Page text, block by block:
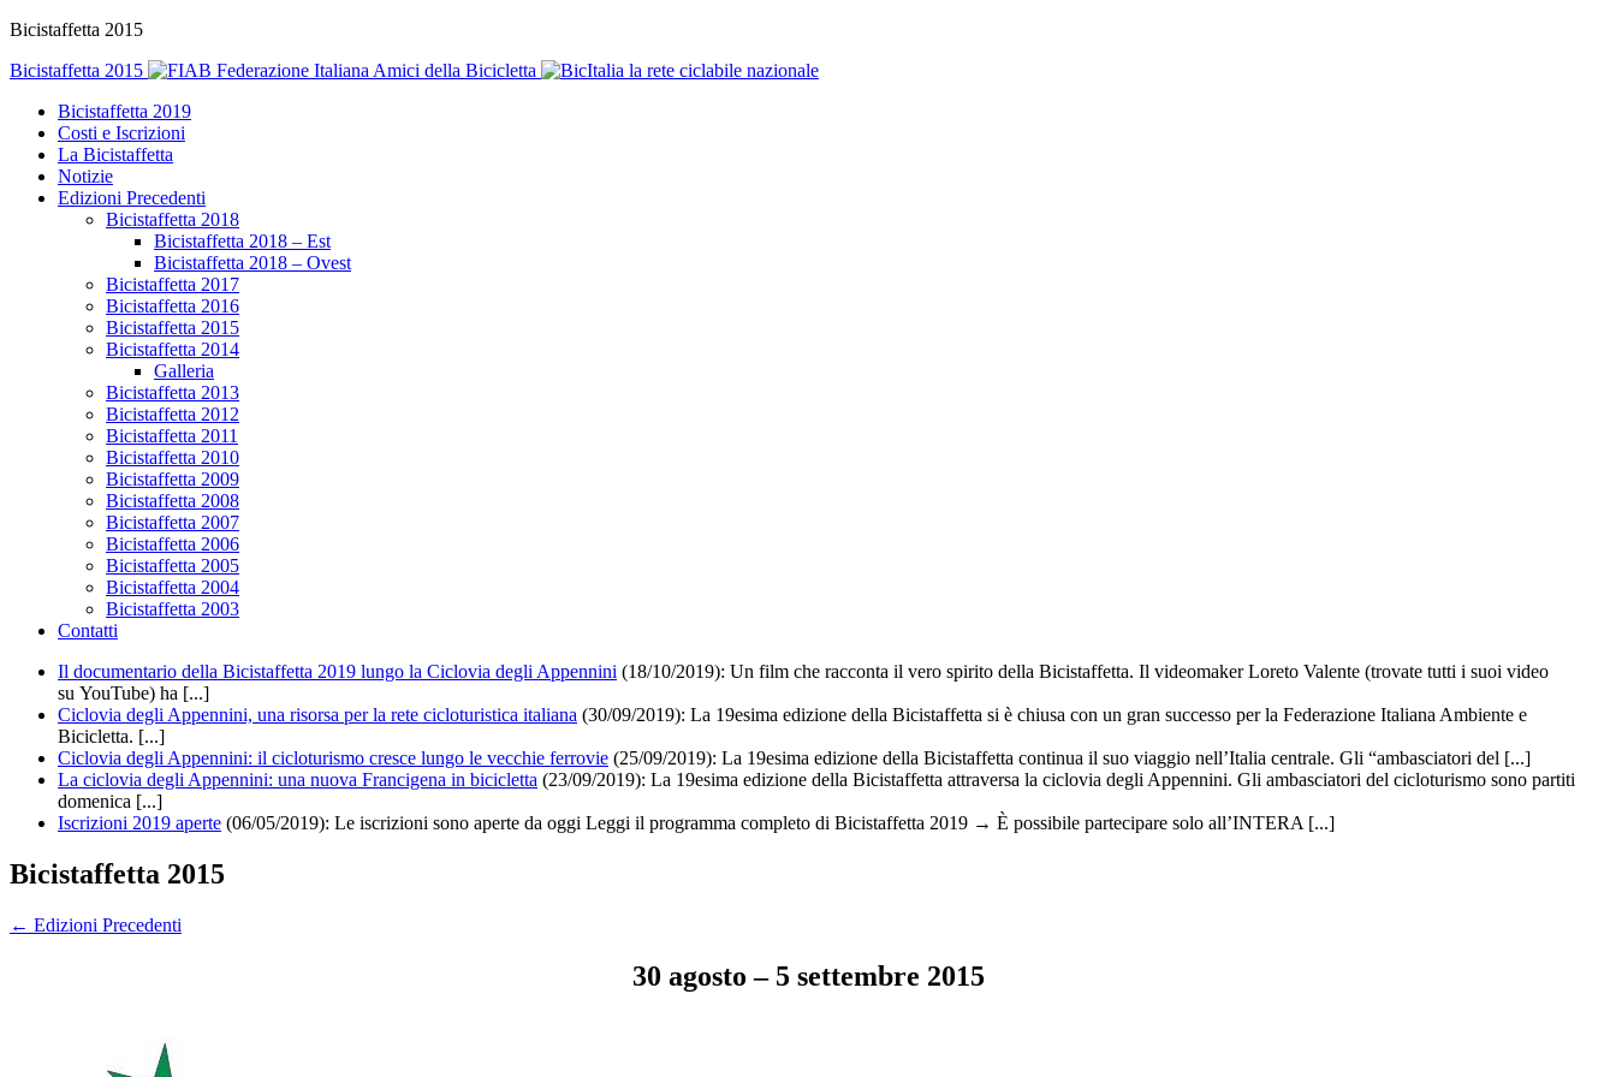
Bicistaffetta 2015
Bicistaffetta 2015
Federazione Italiana Amici della Bicicletta
la rete ciclabile nazionale
Bicistaffetta 2019
Costi e Iscrizioni
La Bicistaffetta
Notizie
Edizioni Precedenti
Bicistaffetta 2018
Bicistaffetta 2018 – Est
Bicistaffetta 2018 – Ovest
Bicistaffetta 2017
Bicistaffetta 2016
Bicistaffetta 2015
Bicistaffetta 2014
Galleria
Bicistaffetta 2013
Bicistaffetta 2012
Bicistaffetta 2011
Bicistaffetta 2010
Bicistaffetta 2009
Bicistaffetta 2008
Bicistaffetta 2007
Bicistaffetta 2006
Bicistaffetta 2005
Bicistaffetta 2004
Bicistaffetta 2003
Contatti
Il documentario della Bicistaffetta 2019 lungo la Ciclovia degli Appennini (18/10/2019): Un film che racconta il vero spirito della Bicistaffetta. Il videomaker Loreto Valente (trovate tutti i suoi video
su YouTube) ha [...]
Ciclovia degli Appennini, una risorsa per la rete cicloturistica italiana (30/09/2019): La 19esima edizione della Bicistaffetta si è chiusa con un gran successo per la Federazione Italiana Ambiente e
Bicicletta. [...]
Ciclovia degli Appennini: il cicloturismo cresce lungo le vecchie ferrovie (25/09/2019): La 19esima edizione della Bicistaffetta continua il suo viaggio nell’Italia centrale. Gli “ambasciatori del [...]
La ciclovia degli Appennini: una nuova Francigena in bicicletta (23/09/2019): La 19esima edizione della Bicistaffetta attraversa la ciclovia degli Appennini. Gli ambasciatori del cicloturismo sono partiti
domenica [...]
Iscrizioni 2019 aperte (06/05/2019): Le iscrizioni sono aperte da oggi Leggi il programma completo di Bicistaffetta 2019 → È possibile partecipare solo all’INTERA [...]
Bicistaffetta 2015
← Edizioni Precedenti
30 agosto – 5 settembre 2015